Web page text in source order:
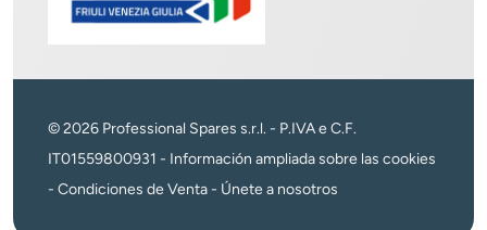
© 2026 Professional Spares s.r.l. - P.IVA e C.F.
IT01559800931 - Información ampliada sobre las cookies
- Condiciones de Venta- Únete a nosotros